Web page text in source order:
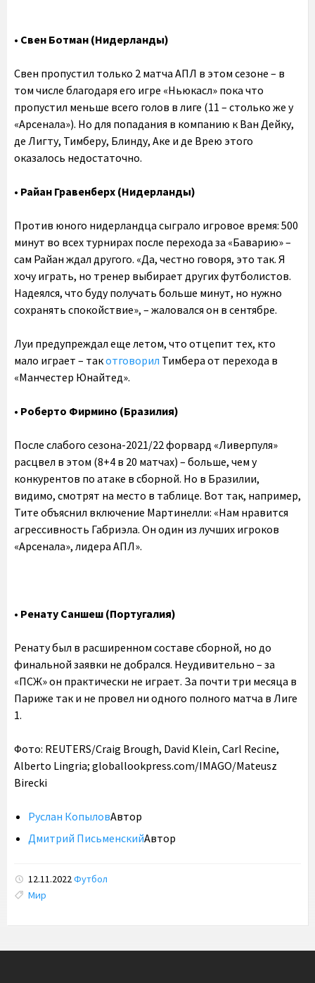
• Свен Ботман (Нидерланды)
Свен пропустил только 2 матча АПЛ в этом сезоне – в
том числе благодаря его игре «Ньюкасл» пока что
пропустил меньше всего голов в лиге (11 – столько же у
«Арсенала»). Но для попадания в компанию к Ван Дейку,
де Лигту, Тимберу, Блинду, Аке и де Врею этого
оказалось недостаточно.
• Райан Гравенберх (Нидерланды)
Против юного нидерландца сыграло игровое время: 500
минут во всех турнирах после перехода за «Баварию» –
сам Райан ждал другого. «Да, честно говоря, это так. Я
хочу играть, но тренер выбирает других футболистов.
Надеялся, что буду получать больше минут, но нужно
сохранять спокойствие», – жаловался он в сентябре.
Луи предупреждал еще летом, что отцепит тех, кто
мало играет – такотговорил Тимбера от перехода в
«Манчестер Юнайтед».
•‎ Роберто Фирмино (Бразилия)
После слабого сезона-2021/22 форвард «Ливерпуля»
расцвел в этом (8+4 в 20 матчах) – больше, чем у
конкурентов по атаке в сборной. Но в Бразилии,
видимо, смотрят на место в таблице. Вот так, например,
Тите объяснил включение Мартинелли: «Нам нравится
агрессивность Габриэла. Он один из лучших игроков
«Арсенала», лидера АПЛ».
• Ренату Саншеш (Португалия)
Ренату был в расширенном составе сборной, но до
финальной заявки не добрался. Неудивительно – за
«ПСЖ» он практически не играет. За почти три месяца в
Париже так и не провел ни одного полного матча в Лиге
1.
Фото: REUTERS/Craig Brough, David Klein, Carl Recine,
Alberto Lingria; globallookpress.com/IMAGO/Mateusz
Birecki
Руслан КопыловАвтор
Дмитрий ПисьменскийАвтор
12.11.2022Футбол
Tags:
Мир